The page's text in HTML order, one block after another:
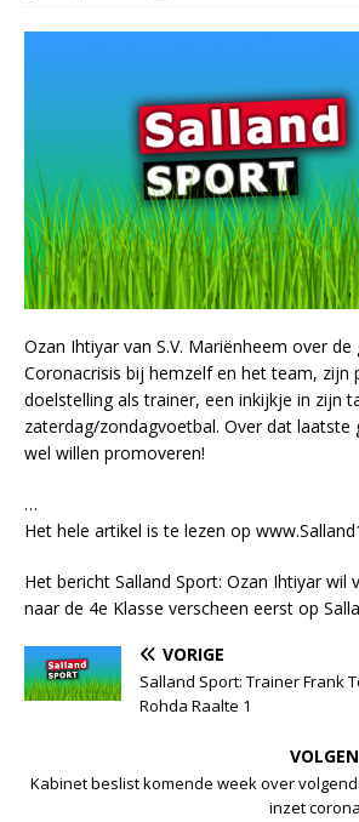
Ozan Ihtiyar van S.V. Mariënheem over de
Coronacrisis bij hemzelf en het team, zijn
doelstelling als trainer, een inkijkje in zijn
zaterdag/zondagvoetbal. Over dat laatste
wel willen promoveren!
…
Het hele artikel is te lezen op
Het bericht Salland Sport: Ozan Ihtiyar wil
naar de 4e Klasse verscheen eerst op
VORIGE
Salland Sport: Trainer Frank
Rohda Raalte 1
Kabinet beslist komende week over
inzet